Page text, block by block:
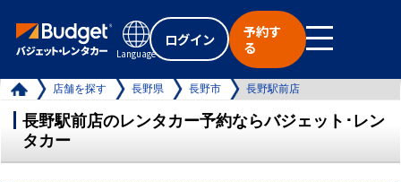
Language
ログイン
予約す
る
店舗を探す 長野県 長野市 長野駅前店
長野駅前店のレンタカー予約ならバジェット･レン
タカー